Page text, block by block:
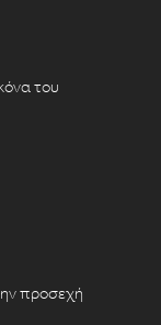
του
προσεχή